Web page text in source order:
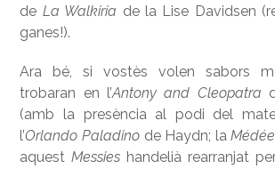
de La Walkiria de la Lise Davidsen
ganes!).
Ara bé, si vostès volen sabors
trobaran en l’Antony and Cleopatra
(amb la presència al podi del
l’Orlando Paladino de Haydn; laMédée
aquestMessies handelià rearranjat